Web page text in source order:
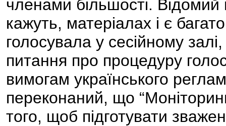
членами більшості. Відомий
кажуть, матеріалах і є
голосувала у сесійному
питання про процедуру
вимогам українського
переконаний, що
того, щоб підготувати